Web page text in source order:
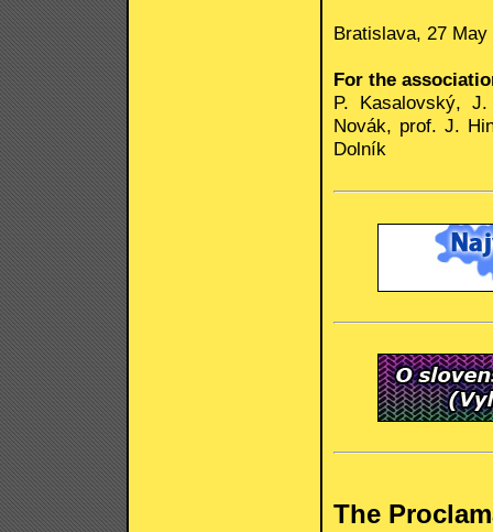
Bratislava, 27 May
For the
P. Kasalovský,
Novák, prof. J.
Dolník
The